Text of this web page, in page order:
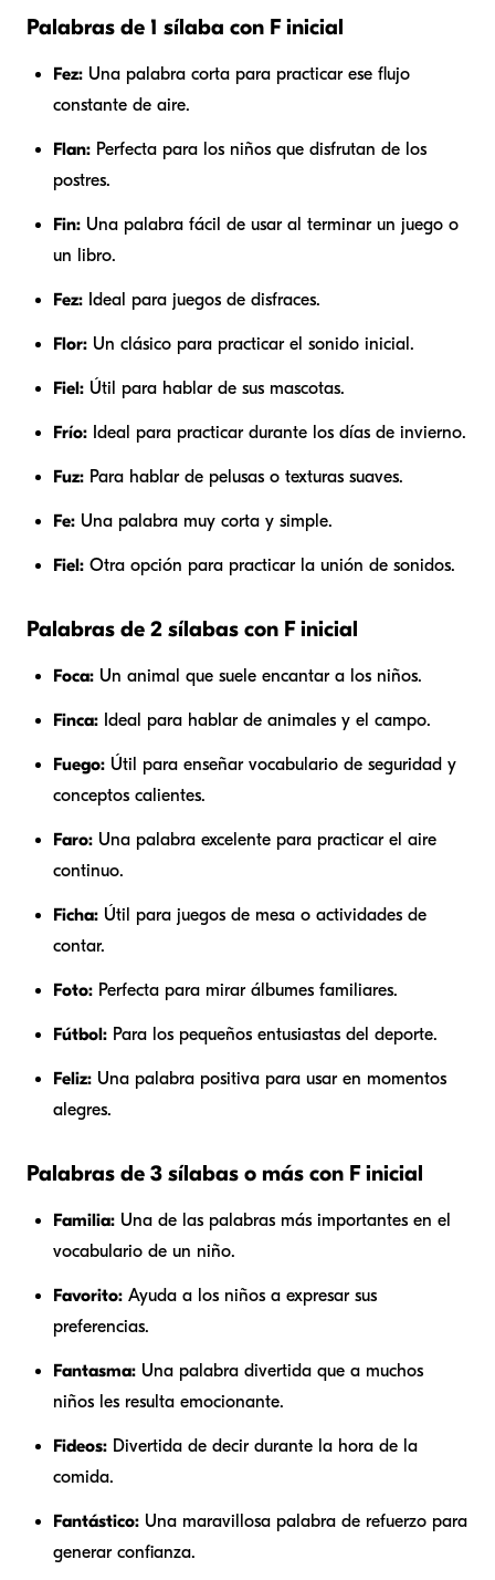
Palabras de 1 sílaba con F inicial
Fez: Una palabra corta para practicar ese flujo
constante de aire.
Flan: Perfecta para los niños que disfrutan de los
postres.
Fin: Una palabra fácil de usar al terminar un juego o
un libro.
Fez: Ideal para juegos de disfraces.
Flor: Un clásico para practicar el sonido inicial.
Fiel: Útil para hablar de sus mascotas.
Frío: Ideal para practicar durante los días de invierno.
Fuz: Para hablar de pelusas o texturas suaves.
Fe: Una palabra muy corta y simple.
Fiel: Otra opción para practicar la unión de sonidos.
Palabras de 2 sílabas con F inicial
Foca: Un animal que suele encantar a los niños.
Finca: Ideal para hablar de animales y el campo.
Fuego: Útil para enseñar vocabulario de seguridad y
conceptos calientes.
Faro: Una palabra excelente para practicar el aire
continuo.
Ficha: Útil para juegos de mesa o actividades de
contar.
Foto: Perfecta para mirar álbumes familiares.
Fútbol: Para los pequeños entusiastas del deporte.
Feliz: Una palabra positiva para usar en momentos
alegres.
Palabras de 3 sílabas o más con F inicial
Familia: Una de las palabras más importantes en el
vocabulario de un niño.
Favorito: Ayuda a los niños a expresar sus
preferencias.
Fantasma: Una palabra divertida que a muchos
niños les resulta emocionante.
Fideos: Divertida de decir durante la hora de la
comida.
Fantástico: Una maravillosa palabra de refuerzo para
generar confianza.